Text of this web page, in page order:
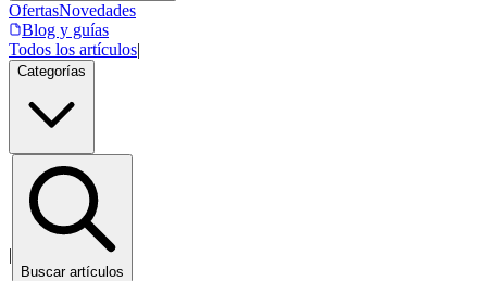
OfertasNovedades
Blog y guías
Todos los artículos|
Categorías
|
Buscar artículos